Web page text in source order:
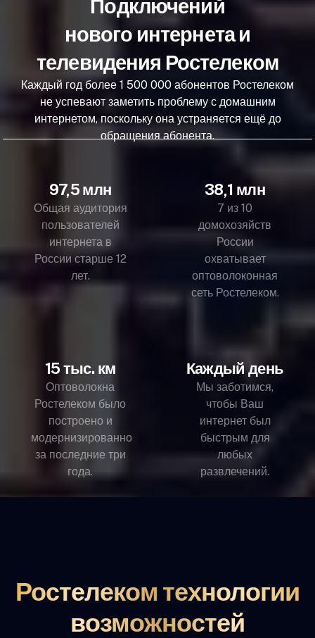
Подключений
нового интернета и
телевидения Ростелеком
Каждый год более 1 500 000 абонентов Ростелеком
не успевают заметить проблему с домашним
интернетом, поскольку она устраняется ещё до
обращения абонента.
97,5 млн
Общая аудитория
пользователей
интернета в
России старше 12
лет.
38,1 млн
7 из 10
домохозяйств
России
охватывает
оптоволоконная
сеть Ростелеком.
15 тыс. км
Оптоволокна
Ростелеком было
построено и
модернизированно
за последние три
года.
Каждый день
Мы заботимся,
чтобы Ваш
интернет был
быстрым для
любых
развлечений.
Ростелеком технологии
возможностей